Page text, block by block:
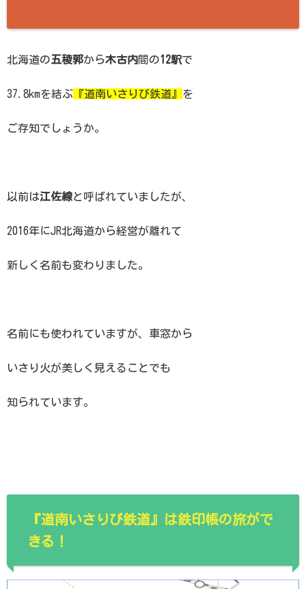
北海道の五稜郭から木古内間の12駅で
37.8kmを結ぶ 『道南いさりび鉄道』 を
ご存知でしょうか。
以前は江佐線と呼ばれていましたが、
2016年にJR北海道から経営が離れて
新しく名前も変わりました。
名前にも使われていますが、車窓から
いさり火が美しく見えることでも
知られています。
『道南いさりび鉄道』は鉄印帳の旅がで
きる！